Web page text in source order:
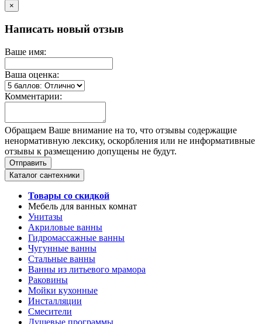
×
Написать новый отзыв
Ваше имя:
Ваша оценка:
Комментарии:
Обращаем Ваше внимание на то, что отзывы содержащие
ненормативную лексику, оскорбления или не информативные
отзывы к размещению допущены не будут.
Каталог сантехники
Товары со скидкой
Мебель для ванных комнат
Унитазы
Акриловые ванны
Гидромассажные ванны
Чугунные ванны
Стальные ванны
Ванны из литьевого мрамора
Раковины
Мойки кухонные
Инсталляции
Смесители
Душевые программы